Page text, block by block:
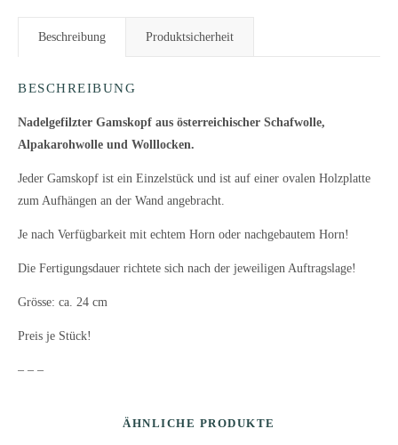
Beschreibung Produktsicherheit
BESCHREIBUNG
Nadelgefilzter Gamskopf aus österreichischer Schafwolle,
Alpakarohwolle und Wolllocken.
Jeder Gamskopf ist ein Einzelstück und ist auf einer ovalen Holzplatte
zum Aufhängen an der Wand angebracht.
Je nach Verfügbarkeit mit echtem Horn oder nachgebautem Horn!
Die Fertigungsdauer richtete sich nach der jeweiligen Auftragslage!
Grösse: ca. 24 cm
Preis je Stück!
– – –
ÄHNLICHE PRODUKTE